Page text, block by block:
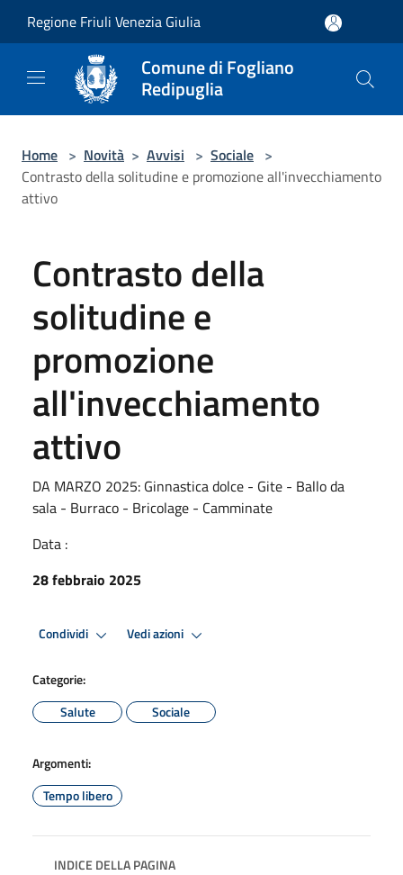
Regione Friuli Venezia Giulia
Comune di Fogliano
Redipuglia
Home > Novità > Avvisi > Sociale >
Contrasto della solitudine e promozione all'invecchiamento
attivo
Contrasto della
solitudine e
promozione
all'invecchiamento
attivo
DA MARZO 2025: Ginnastica dolce - Gite - Ballo da
sala - Burraco - Bricolage - Camminate
Data :
28 febbraio 2025
Condividi Vedi azioni
Categorie:
Salute
Sociale
Argomenti:
Tempo libero
INDICE DELLA PAGINA